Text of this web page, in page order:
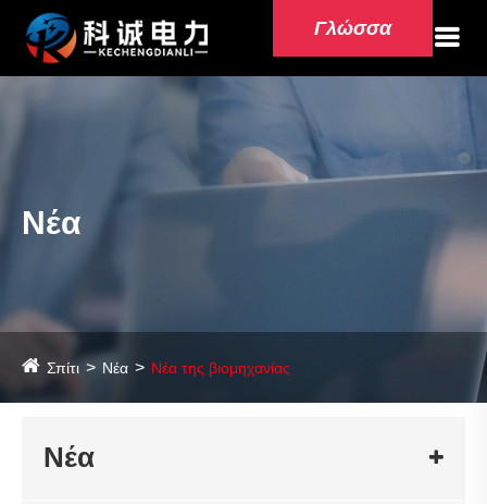
Γλώσσα
Νέα
Σπίτι Νέα Νέα της βιομηχανίας
Νέα